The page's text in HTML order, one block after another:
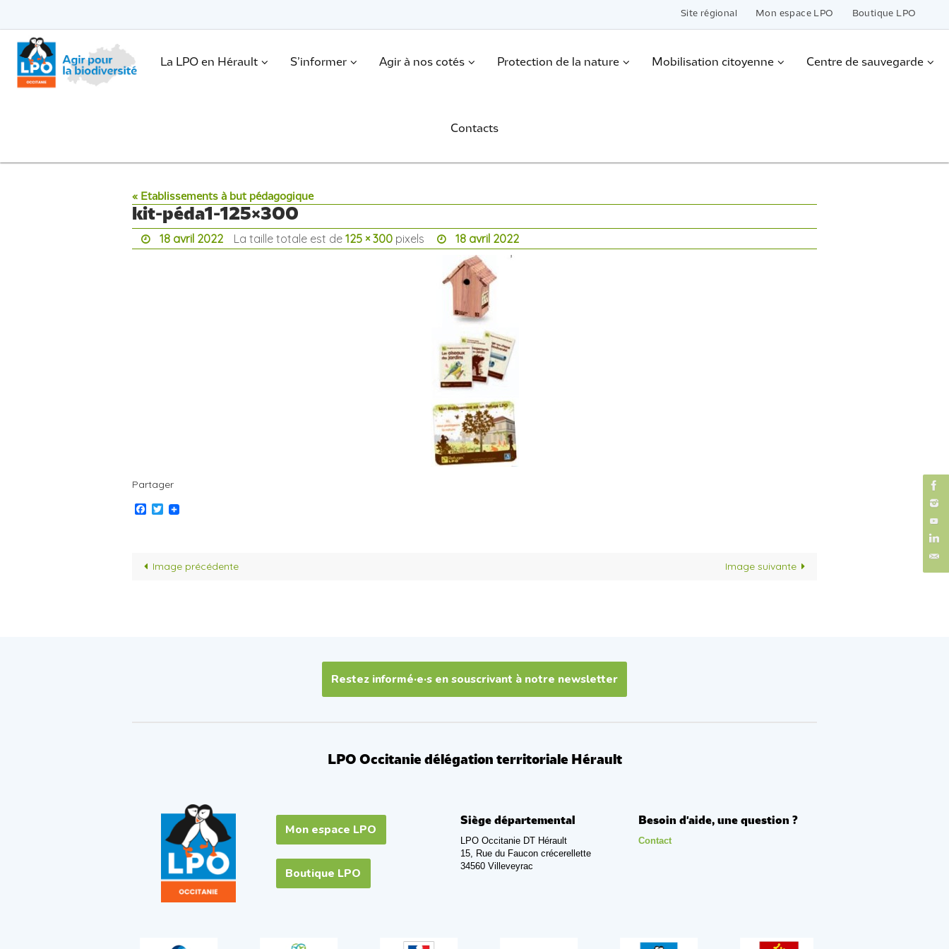
le
contenu
Site régional Mon espace LPO Boutique LPO
Passer
contenu
. La LPO en Hérault S’informer Agir à nos cotés Protection de la nature Mobilisation citoyenne Centre de sauvegarde
Contacts
« Etablissements à but pédagogique
kit-péda1-125×300
18 avril 2022 La taille totale est de 125 × 300pixels 18 avril 2022
Partager
Facebook
Twitter
Image précédente Image suivante
Restez informé·e·s en souscrivant à notre newsletter
LPO Occitanie délégation territoriale Hérault
Mon espace LPO
Boutique LPO
Siège départemental
LPO Occitanie DT Hérault
15, Rue du Faucon crécerellette
34560 Villeveyrac
Besoin d'aide, une question ?
Contact